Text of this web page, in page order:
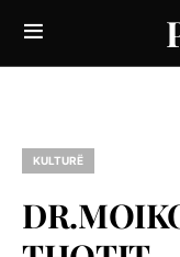
KULTURË